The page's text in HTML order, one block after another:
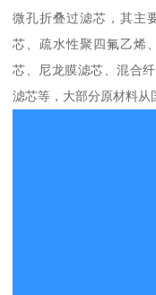
微孔折叠过滤芯，其主
芯、疏水性聚四氟乙烯
芯、尼龙膜滤芯、混合
滤芯等，大部分原材料从